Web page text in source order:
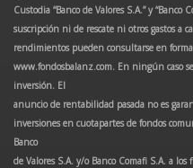
Custodia “Banco de Valores S.A.” y “Banco
suscripción ni de rescate ni otros gastos a
rendimientos pueden consultarse en
www.fondosbalanz.com. En ningún caso
inversión. El
anuncio de rentabilidad pasada no es
inversiones en cuotapartes de fondos
Banco
de Valores S.A. y/o Banco Comafi S.A. a